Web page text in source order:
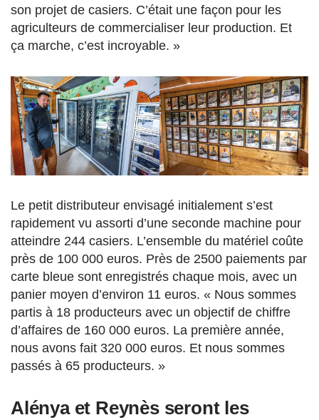
son projet de casiers. C’était une façon pour les
agriculteurs de commercialiser leur production. Et
ça marche, c’est incroyable. »
Le petit distributeur envisagé initialement s’est
rapidement vu assorti d’une seconde machine pour
atteindre 244 casiers. L’ensemble du matériel coûte
près de 100 000 euros. Près de 2500 paiements par
carte bleue sont enregistrés chaque mois, avec un
panier moyen d’environ 11 euros. « Nous sommes
partis à 18 producteurs avec un objectif de chiffre
d’affaires de 160 000 euros. La première année,
nous avons fait 320 000 euros. Et nous sommes
passés à 65 producteurs. »
Alénya et Reynès seront les